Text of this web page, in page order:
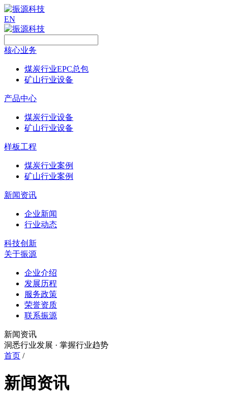
EN
核心业务
煤炭行业EPC总包
矿山行业设备
产品中心
煤炭行业设备
矿山行业设备
样板工程
煤炭行业案例
矿山行业案例
新闻资讯
企业新闻
行业动态
科技创新
关于振源
企业介绍
发展历程
服务政策
荣誉资质
联系振源
新闻资讯
洞悉行业发展 · 掌握行业趋势
首页 /
新闻资讯